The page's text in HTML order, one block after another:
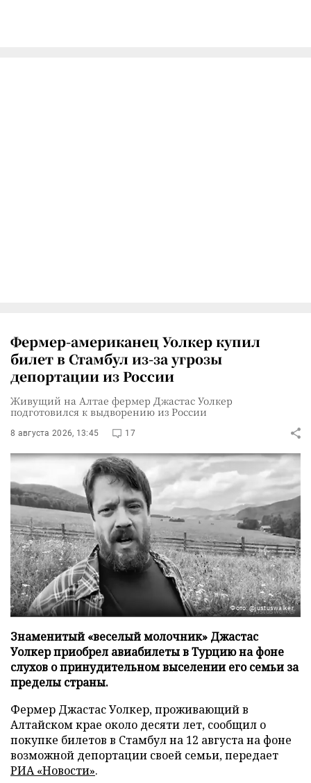
Фермер-американец Уолкер купил
билет в Стамбул из-за угрозы
депортации из России
Живущий на Алтае фермер Джастас Уолкер
подготовился к выдворению из России
8 августа 2026, 13:45 17
Фото: @justuswalker
Знаменитый «веселый молочник» Джастас
Уолкер приобрел авиабилеты в Турцию на фоне
слухов о принудительном выселении его семьи за
пределы страны.
Фермер Джастас Уолкер, проживающий в
Алтайском крае около десяти лет, сообщил о
покупке билетов в Стамбул на 12 августа на фоне
возможной депортации своей семьи, передает
РИА «Новости».